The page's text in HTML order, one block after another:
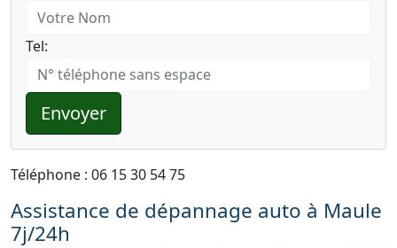
Tel:
Envoyer
Téléphone : 06 15 30 54 75
Assistance de dépannage auto à Maule
7j/24h